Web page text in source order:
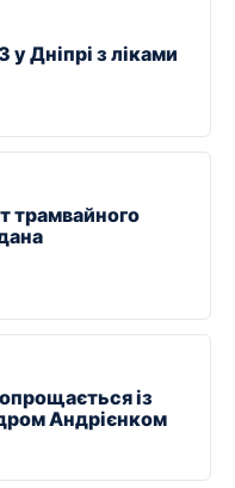
Дніпрі з ліками
трамвайного
із
Андрієнком